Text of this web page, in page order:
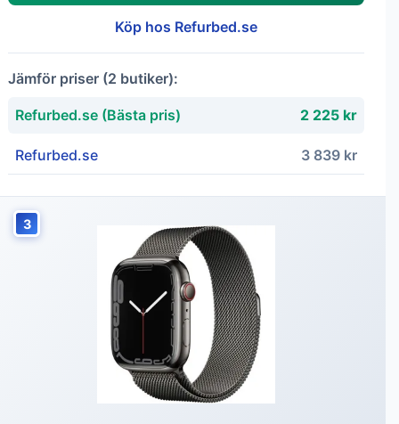
Köp hos Refurbed.se
Jämför priser (2 butiker):
Refurbed.se (Bästa pris) 2 225 kr
Refurbed.se 3 839 kr
3